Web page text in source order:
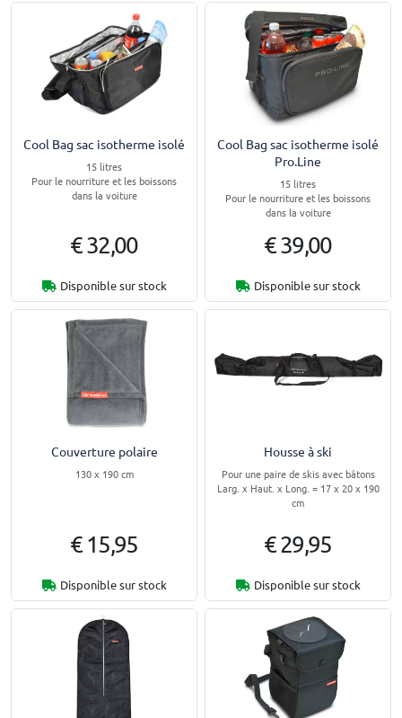
Cool Bag sac isotherme isolé
15 litres
Pour le nourriture et les boissons
dans la voiture
€ 32,00
Disponible sur stock
Cool Bag sac isotherme isolé
Pro.Line
15 litres
Pour le nourriture et les boissons
dans la voiture
€ 39,00
Disponible sur stock
Couverture polaire
130 x 190 cm
€ 15,95
Disponible sur stock
Housse à ski
Pour une paire de skis avec bâtons
Larg. x Haut. x Long. = 17 x 20 x 190
cm
€ 29,95
Disponible sur stock